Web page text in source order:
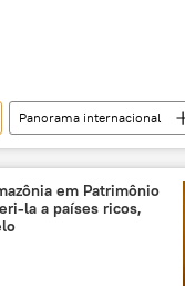
Panorama internacional
França
ONU
Mali
colonialismo
em Patrimônio
la a países ricos,